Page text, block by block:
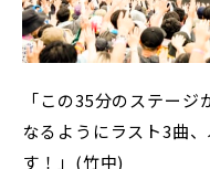
「この35分のステー
なるようにラスト3曲
す！」(竹中)